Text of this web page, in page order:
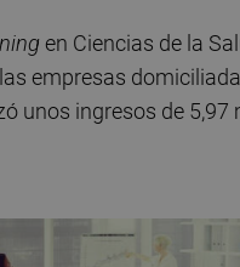
en Ciencias de la
empresas
unos ingresos de 5,97